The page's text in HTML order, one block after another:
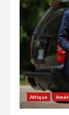
Afrique